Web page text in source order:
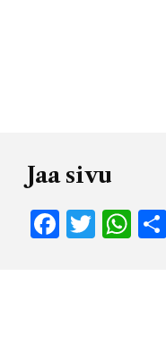
Jaa sivu